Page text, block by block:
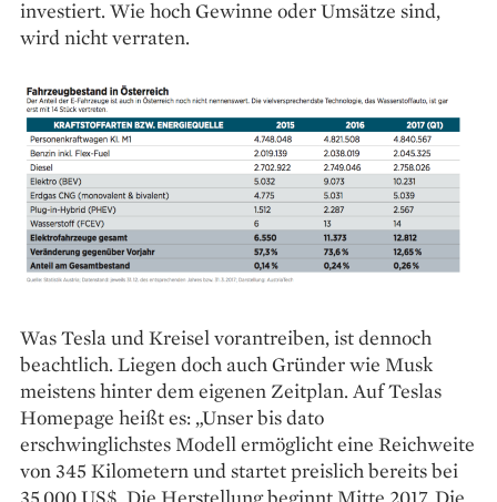
investiert. Wie hoch Gewinne oder Umsätze sind,
wird nicht verraten.
Was Tesla und Kreisel vorantreiben, ist dennoch
beachtlich. Liegen doch auch Gründer wie Musk
meistens hinter dem eigenen Zeitplan. Auf Teslas
Homepage heißt es: „Unser bis dato
erschwinglichstes Modell ermöglicht eine Reichweite
von 345 Kilometern und startet preislich bereits bei
35.000 US$. Die Herstellung beginnt Mitte 2017. Die